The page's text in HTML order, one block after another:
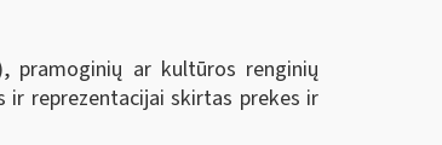
pramoginių ar kultūros renginių
ir reprezentacijai skirtas prekes ir